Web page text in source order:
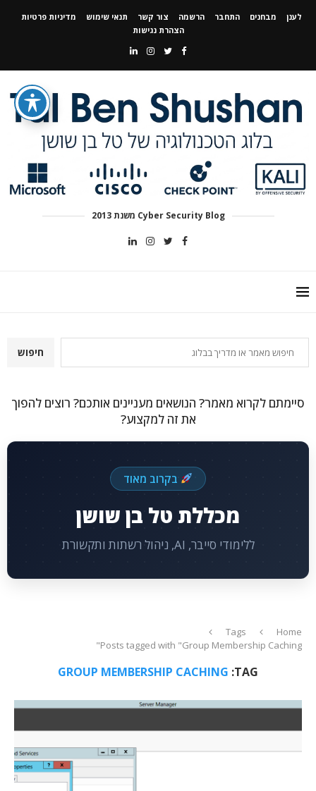
לענן מבחנים התחבר הרשמה צור קשר תנאי שימוש
מדיניות פרטיות
הצהרת נגישות
Cyber Security Blog משנת 2013
חיפוש
סיימתם לקרוא מאמר? הנושאים מעניינים אותכם? רוצים להפוך
את זה למקצוע?
בקרוב מאוד
מכללת טל בן שושן
ללימודי סייבר, AI, ניהול רשתות ותקשורת
Home
Tags
Posts tagged with "Group Membership Caching"
TAG:
GROUP MEMBERSHIP CACHING